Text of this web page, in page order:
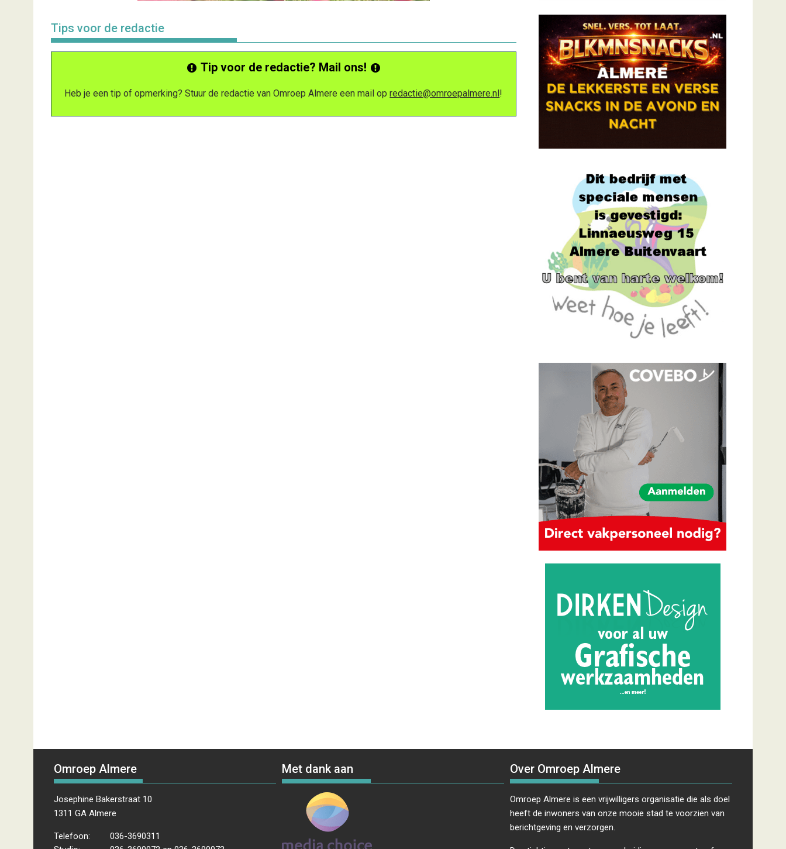
Tips voor de redactie
Tip voor de redactie? Mail ons!
Heb je een tip of opmerking? Stuur de redactie van Omroep Almere een mail opredactie@omroepalmere.nl!
Omroep Almere
Josephine Bakerstraat 10
1311 GA Almere
Telefoon:
036-3690311
Met dank aan Over Omroep Almere
Omroep Almere is een vrijwilligers organisatie die als doel
heeft de inwoners van onze mooie stad te voorzien van
berichtgeving en verzorgen.